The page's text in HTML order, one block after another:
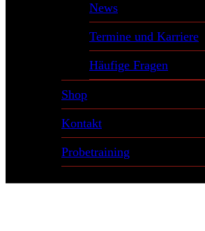
News
Termine und Karriere
Häufige Fragen
Shop
Kontakt
Probetraining